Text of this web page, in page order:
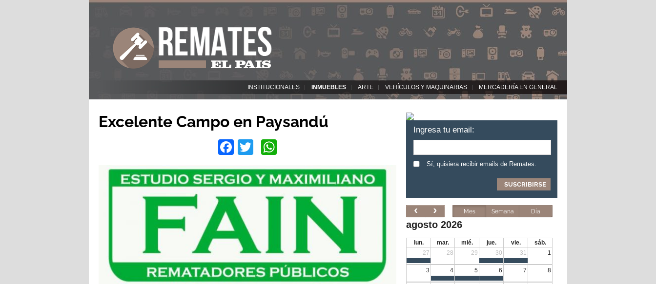
INSTITUCIONALES INMUEBLES ARTE VEHÍCULOS Y MAQUINARIAS MERCADERÍA EN GENERAL
Excelente Campo en Paysandú
Facebook
Twitter
Ingresa tu email:
Sí, quisiera recibir emails de Remates.
Mes Semana Día
agosto 2026
lun. mar. mié. jue. vie.
sáb.
27
28 29 30 31 1
3 4 5 6 7 8